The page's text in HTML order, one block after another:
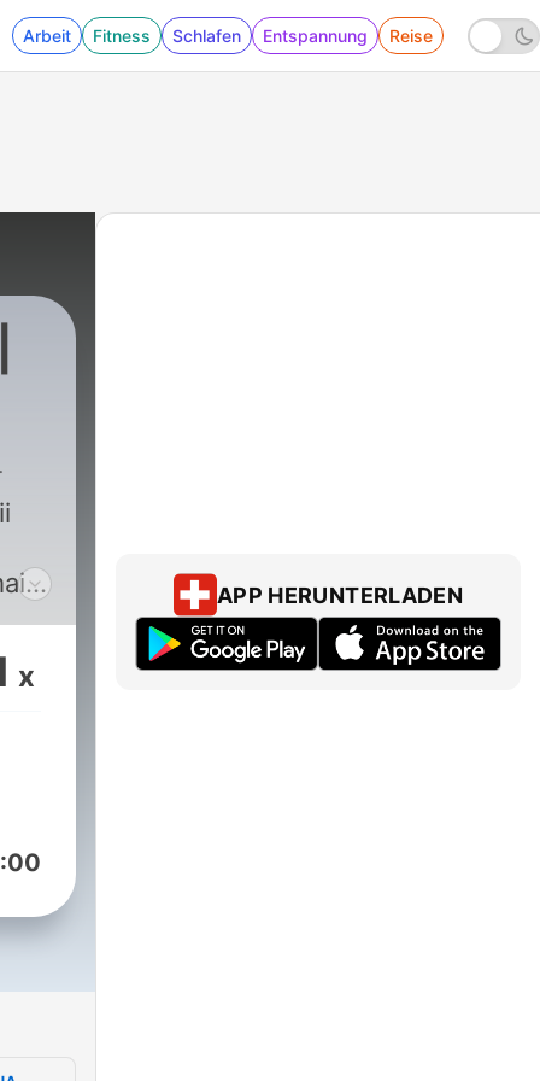
Arbeit Fitness Schlafen Entspannung Reise
x
APP HERUNTERLADEN